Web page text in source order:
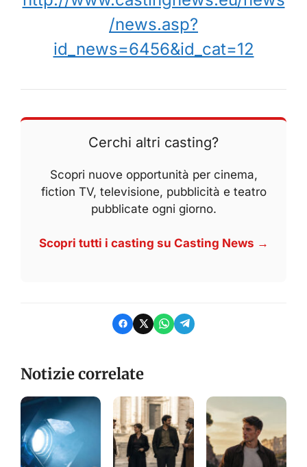
/news.asp?
id_news=6456&id_cat=12
Cerchi altri casting?
Scopri nuove opportunità per cinema,
fiction TV, televisione, pubblicità e teatro
pubblicate ogni giorno.
Scopri tutti i casting su Casting News →
Notizie correlate